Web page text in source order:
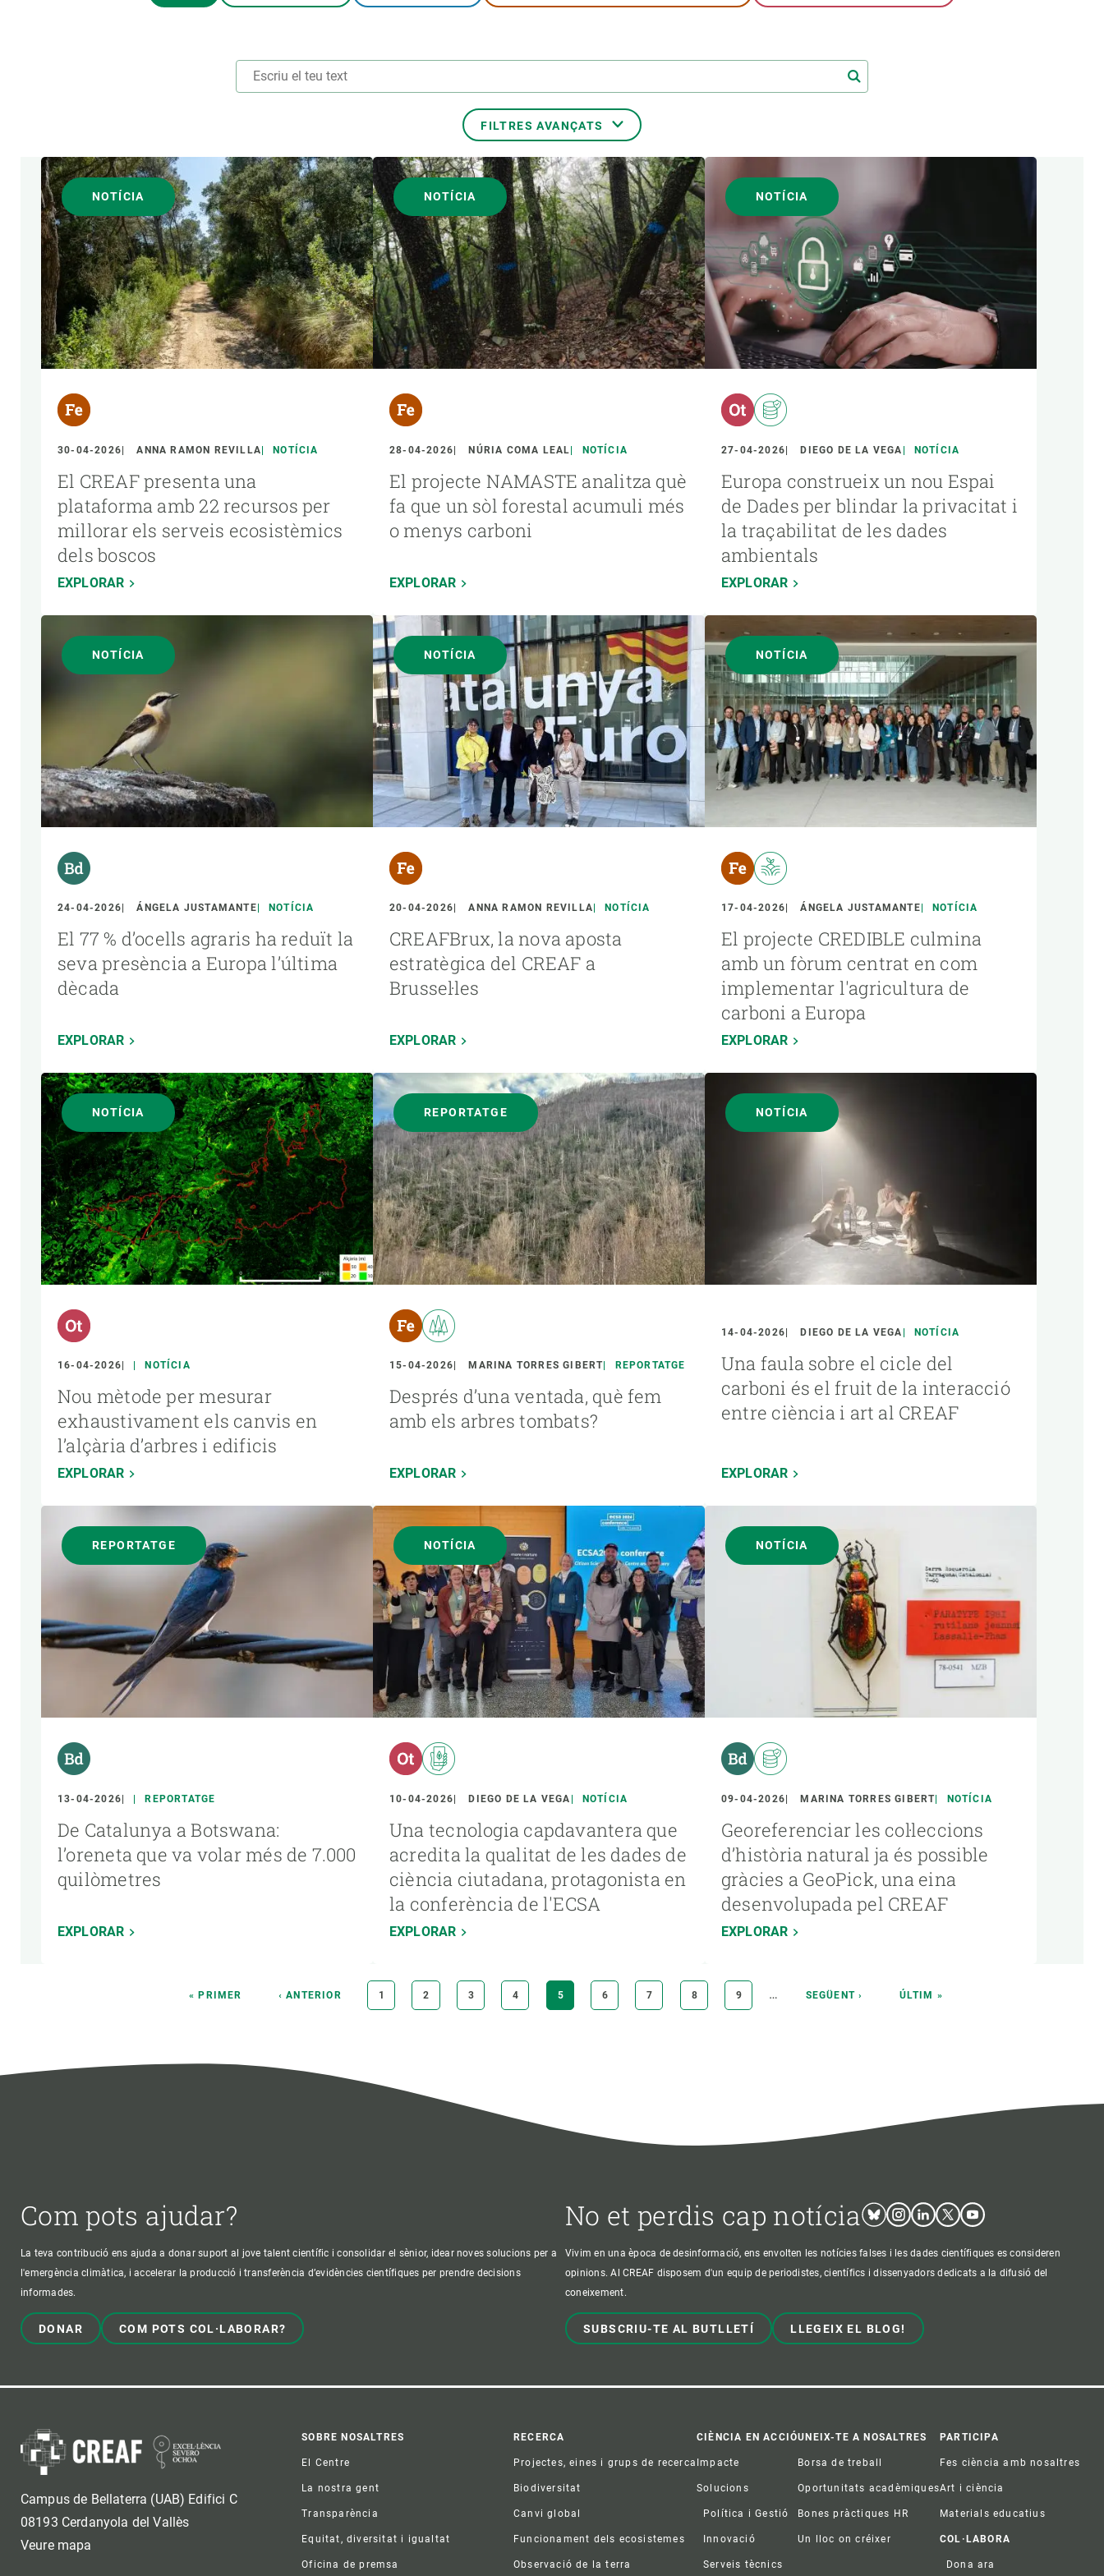
FILTRES AVANÇATS
ÀREES DE RECERCA TEMES TRANSVERSALS
FORMAT AUTOR
NOTÍCIA
30-04-2026 ANNA RAMON REVILLA NOTÍCIA
El CREAF presenta una
plataforma amb 22 recursos per
millorar els serveis ecosistèmics
dels boscos
EXPLORAR
NOTÍCIA
28-04-2026 NÚRIA COMA LEAL NOTÍCIA
El projecte NAMASTE analitza què
fa que un sòl forestal acumuli més
o menys carboni
EXPLORAR
NOTÍCIA
27-04-2026 DIEGO DE LA VEGA NOTÍCIA
Europa construeix un nou Espai
de Dades per blindar la privacitat i
la traçabilitat de les dades
ambientals
EXPLORAR
NOTÍCIA
24-04-2026 ÁNGELA JUSTAMANTE NOTÍCIA
El 77 % d’ocells agraris ha reduït la
seva presència a Europa l’última
dècada
EXPLORAR
NOTÍCIA
20-04-2026 ANNA RAMON REVILLA NOTÍCIA
CREAFBrux, la nova aposta
estratègica del CREAF a
Brussel·les
EXPLORAR
NOTÍCIA
17-04-2026 ÁNGELA JUSTAMANTE NOTÍCIA
El projecte CREDIBLE culmina
amb un fòrum centrat en com
implementar l'agricultura de
carboni a Europa
EXPLORAR
NOTÍCIA
16-04-2026 NOTÍCIA
Nou mètode per mesurar
exhaustivament els canvis en
l’alçària d’arbres i edificis
EXPLORAR
REPORTATGE
15-04-2026 MARINA TORRES GIBERT REPORTATGE
Després d’una ventada, què fem
amb els arbres tombats?
EXPLORAR
NOTÍCIA
14-04-2026 DIEGO DE LA VEGA NOTÍCIA
Una faula sobre el cicle del
carboni és el fruit de la interacció
entre ciència i art al CREAF
EXPLORAR
REPORTATGE
13-04-2026 REPORTATGE
De Catalunya a Botswana:
l’oreneta que va volar més de 7.000
quilòmetres
EXPLORAR
NOTÍCIA
10-04-2026 DIEGO DE LA VEGA NOTÍCIA
Una tecnologia capdavantera que
acredita la qualitat de les dades de
ciència ciutadana, protagonista en
la conferència de l'ECSA
EXPLORAR
NOTÍCIA
09-04-2026 MARINA TORRES GIBERT NOTÍCIA
Georeferenciar les col·leccions
d’història natural ja és possible
gràcies a GeoPick, una eina
desenvolupada pel CREAF
EXPLORAR
PRIMERA
« PRIMER
PÀGINA
‹ ANTERIOR PÀGINA
1 PÀGINA
2 PÀGINA
3 PÀGINA
4
PÀGINA
ACTUAL
5 PÀGINA
6 PÀGINA
7 PÀGINA
8 PÀGINA
9 …
PÀGINA
SEGÜENT ›
ÚLTIMA
ÚLTIM »
Com pots ajudar?
La teva contribució ens ajuda a donar suport al jove talent científic i consolidar el sènior, idear noves solucions per a
l'emergència climàtica, i accelerar la producció i transferència d’evidències científiques per prendre decisions
informades.
DONAR COM POTS COL·LABORAR?
No et perdis cap notícia BlueskyInstagram
LinkedinTwitterYoutube
Vivim en una època de desinformació, ens envolten les notícies falses i les dades científiques es consideren
opinions. Al CREAF disposem d'un equip de periodistes, científics i dissenyadors dedicats a la difusió del
coneixement.
SUBSCRIU-TE AL BUTLLETÍ LLEGEIX EL BLOG!
Campus de Bellaterra (UAB) Edifici C
08193 Cerdanyola del Vallès
Veure mapa
Footer
SOBRE NOSALTRES
El Centre
La nostra gent
Transparència
Equitat, diversitat i igualtat
Oficina de premsa
RECERCA
Projectes, eines i grups de recerca
Biodiversitat
Canvi global
Funcionament dels ecosistemes
Observació de la terra
CIÈNCIA EN ACCIÓ
Impacte
Solucions
Política i Gestió
Innovació
Serveis tècnics
UNEIX-TE A NOSALTRES
Borsa de treball
Oportunitats acadèmiques
Bones pràctiques HR
Un lloc on créixer
PARTICIPA
Fes ciència amb nosaltres
Art i ciència
Materials educatius
COL·LABORA
Dona ara
Observació de la terra
Synthesis Actions
Serveis tècnics Programa de màsters i doctorat
Desenvolupament de carrera
Seminaris i activitats internes
T’oferim formació
Biodiversitat